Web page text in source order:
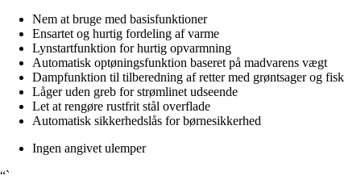
Nem at bruge med basisfunktioner
Ensartet og hurtig fordeling af varme
Lynstartfunktion for hurtig opvarmning
Automatisk optøningsfunktion baseret på madvarens vægt
Dampfunktion til tilberedning af retter med grøntsager og fisk
Låger uden greb for strømlinet udseende
Let at rengøre rustfrit stål overflade
Automatisk sikkerhedslås for børnesikkerhed
Ingen angivet ulemper
“`